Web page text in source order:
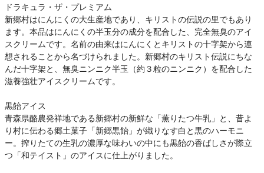
ドラキュラ・ザ・プレミアム
新郷村はにんにくの大生産地であり、キリストの伝説の里でもあり
ます。本品はにんにくの半玉分の成分を配合した、完全無臭のアイ
スクリームです。名前の由来はにんにくとキリストの十字架から連
想されることから名づけられました。新郷村のキリスト伝説にちな
んだ十字架と、無臭ニンニク半玉（約３粒のニンニク）を配合した
滋養強壮アイスクリームです。
黒飴アイス
青森県酪農発祥地である新郷村の新鮮な「薫りたつ牛乳」と、昔よ
り村に伝わる郷土菓子「新郷黒飴」が織りなす白と黒のハーモニ
ー。搾りたての生乳の濃厚な味わいの中にも黒飴の香ばしさが際立
つ「和テイスト」のアイスに仕上がりました。